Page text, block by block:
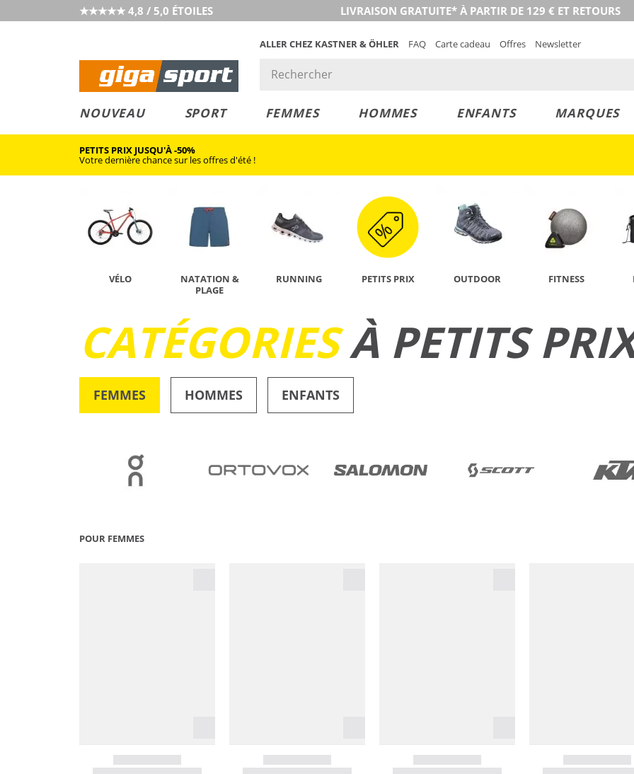
★★★★★ 4,8 / 5,0 ÉTOILES LIVRAISON GRATUITE* À PARTIR DE 129 € ET RETOURS
ALLER CHEZ KASTNER & ÖHLER FAQ Carte cadeau Offres Newsletter
NOUVEAU SPORT FEMMES HOMMES ENFANTS MARQUES
PETITS PRIX JUSQU'À -50%
Votre dernière chance sur les offres d'été !
VÉLO
NATATION &
PLAGE
RUNNING PETITS PRIX OUTDOOR FITNESS
CATÉGORIESÀ PETITS
FEMMES HOMMES ENFANTS
POUR FEMMES